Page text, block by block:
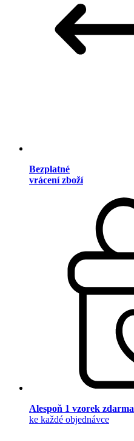
Bezplatné
vrácení zboží
Alespoň 1 vzorek zdarma
ke každé objednávce